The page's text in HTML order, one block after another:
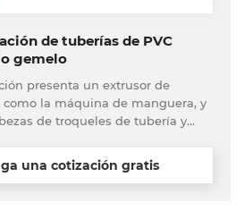
de tuberías de PVC
gemelo
presenta un extrusor de
la máquina de manguera, y
de troqueles de tubería y
una cotización gratis